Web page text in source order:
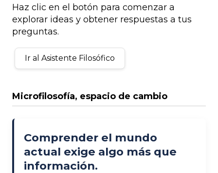
Haz clic en el botón para comenzar a
explorar ideas y obtener respuestas a tus
preguntas.
Ir al Asistente Filosófico
Microfilosofía, espacio de cambio
Comprender el mundo
actual exige algo más que
información.